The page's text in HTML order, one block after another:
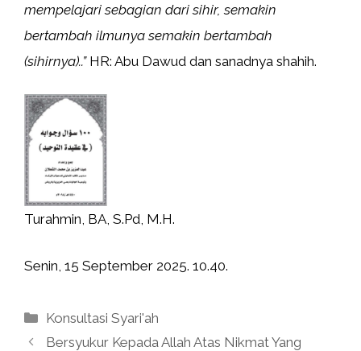
mempelajari sebagian dari sihir, semakin
bertambah ilmunya semakin bertambah
(sihirnya)..”HR: Abu Dawud dan sanadnya shahih.
Turahmin, BA, S.Pd, M.H.
Senin, 15 September 2025. 10.40.
Kategori
Konsultasi Syari'ah
Bersyukur Kepada Allah Atas Nikmat Yang